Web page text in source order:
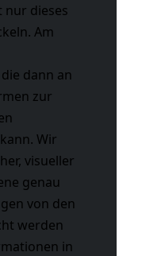
nur dieses
Am
dann an
zur
Wir
visueller
genau
von den
werden
in